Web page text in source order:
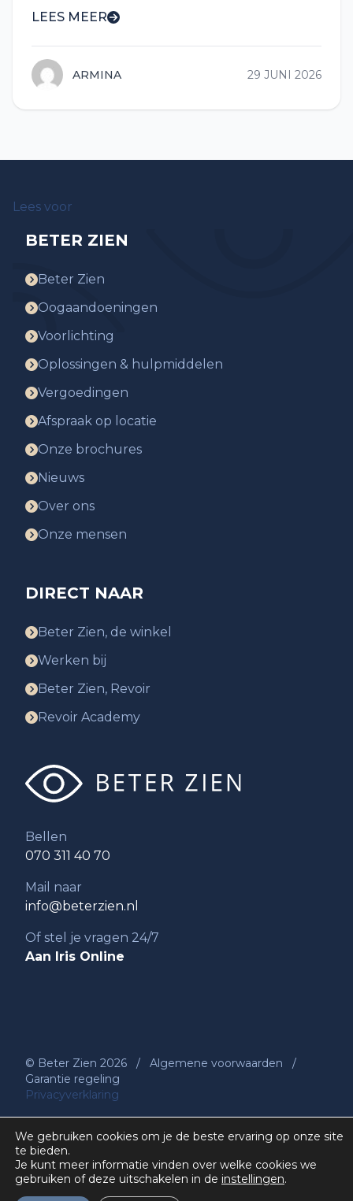
LEES MEER
ARMINA 29 JUNI 2026
Lees voor
BETER ZIEN
Beter Zien
Oogaandoeningen
Voorlichting
Oplossingen & hulpmiddelen
Vergoedingen
Afspraak op locatie
Onze brochures
Nieuws
Over ons
Onze mensen
DIRECT NAAR
Beter Zien, de winkel
Werken bij
Beter Zien, Revoir
Revoir Academy
Bellen
070 311 40 70
Mail naar
info@beterzien.nl
Of stel je vragen 24/7
Aan Iris Online
© Beter Zien 2026 / Algemene voorwaarden
/
Garantie regeling
Privacyverklaring
We gebruiken cookies om je de beste ervaring op onze site
te bieden.
Je kunt meer informatie vinden over welke cookies we
gebruiken of deze uitschakelen in de instellingen.